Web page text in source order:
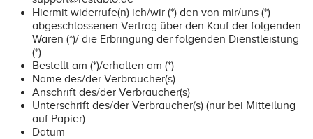
Hiermit widerrufe(n) ich/wir (*) den von mir/uns (*)
abgeschlossenen Vertrag über den Kauf der folgenden
Waren (*)/ die Erbringung der folgenden Dienstleistung
(*)
Bestellt am (*)/erhalten am (*)
Name des/der Verbraucher(s)
Anschrift des/der Verbraucher(s)
Unterschrift des/der Verbraucher(s) (nur bei Mitteilung
auf Papier)
Datum